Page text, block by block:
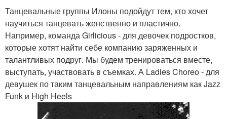
Танцевальные группы Илоны подойдут тем, кто хочет
научиться танцевать женственно и пластично.
Например, команда Girlicious - для девочек подростков,
которые хотят найти себе компанию заряженных и
талантливых подруг. Мы будем тренироваться вместе,
выступать, участвовать в съемках. А Ladies Choreo - для
девушек по таким танцевальным направлениям как Jazz
Funk и High Heels